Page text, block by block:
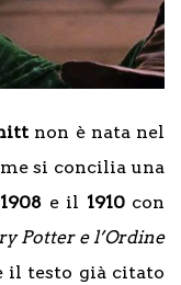
non è nata nel
si concilia una
1908 e il 1910con
Potter e l’Ordine
il testo già citato